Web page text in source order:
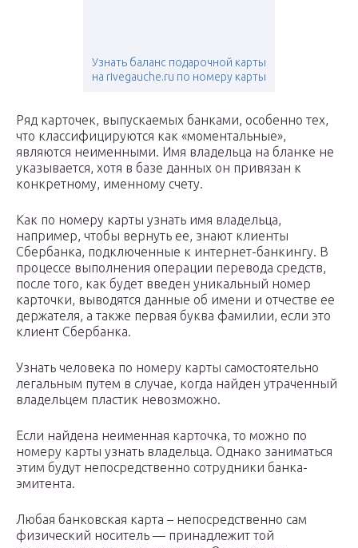
Узнать баланс подарочной карты
на rivegauche.ru по номеру карты
Ряд карточек, выпускаемых банками, особенно тех,
что классифицируются как «моментальные»,
являются неименными. Имя владельца на бланке не
указывается, хотя в базе данных он привязан к
конкретному, именному счету.
Как по номеру карты узнать имя владельца,
например, чтобы вернуть ее, знают клиенты
Сбербанка, подключенные к интернет-банкингу. В
процессе выполнения операции перевода средств,
после того, как будет введен уникальный номер
карточки, выводятся данные об имени и отчестве ее
держателя, а также первая буква фамилии, если это
клиент Сбербанка.
Узнать человека по номеру карты самостоятельно
легальным путем в случае, когда найден утраченный
владельцем пластик невозможно.
Если найдена неименная карточка, то можно по
номеру карты узнать владельца. Однако заниматься
этим будут непосредственно сотрудники банка-
эмитента.
Любая банковская карта – непосредственно сам
физический носитель — принадлежит той